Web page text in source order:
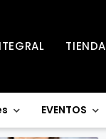
TIENDA
EVENTOS